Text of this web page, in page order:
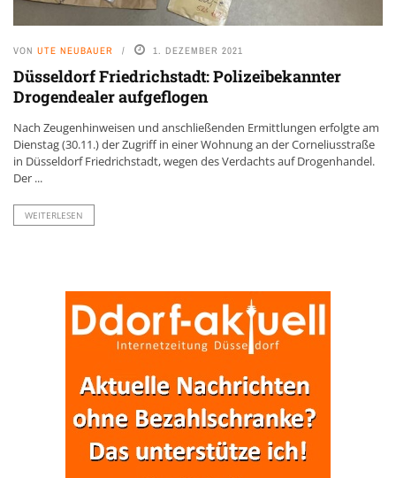
VON UTE NEUBAUER 1. DEZEMBER 2021
Düsseldorf Friedrichstadt: Polizeibekannter
Drogendealer aufgeflogen
Nach Zeugenhinweisen und anschließenden Ermittlungen erfolgte am
Dienstag (30.11.) der Zugriff in einer Wohnung an der Corneliusstraße
in Düsseldorf Friedrichstadt, wegen des Verdachts auf Drogenhandel.
Der ...
WEITERLESEN